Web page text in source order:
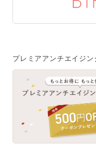
ベストコスメ受賞履歴
あしたの美肌 | 美容情
bメディア
プレミアアンチエイジン